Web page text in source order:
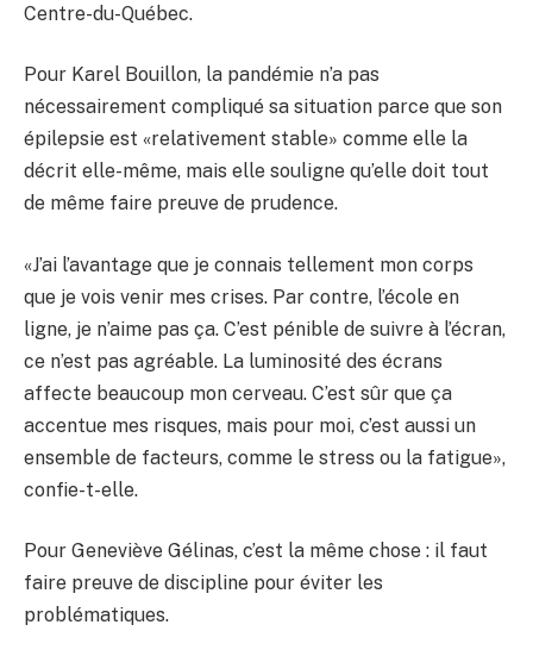
Centre-du-Québec.
Pour Karel Bouillon, la pandémie n’a pas
nécessairement compliqué sa situation parce que son
épilepsie est «relativement stable» comme elle la
décrit elle-même, mais elle souligne qu’elle doit tout
de même faire preuve de prudence.
«J’ai l’avantage que je connais tellement mon corps
que je vois venir mes crises. Par contre, l’école en
ligne, je n’aime pas ça. C’est pénible de suivre à l’écran,
ce n’est pas agréable. La luminosité des écrans
affecte beaucoup mon cerveau. C’est sûr que ça
accentue mes risques, mais pour moi, c’est aussi un
ensemble de facteurs, comme le stress ou la fatigue»,
confie-t-elle.
Pour Geneviève Gélinas, c’est la même chose : il faut
faire preuve de discipline pour éviter les
problématiques.